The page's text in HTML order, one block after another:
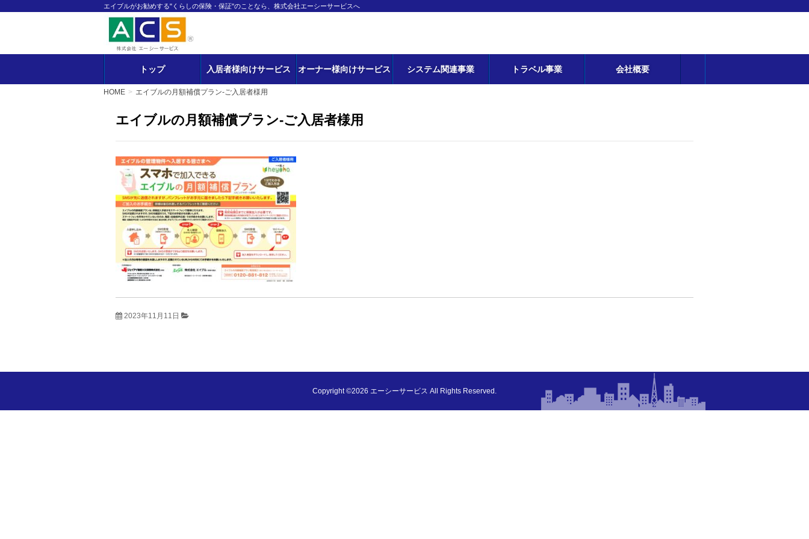
エイブルがお勧めする"くらしの保険・保証"のことなら、株式会社エーシーサービスへ
トップ 入居者様向けサービス オーナー様向けサービス システム関連事業 トラベル事業 会社概要
HOME エイブルの月額補償プラン-ご入居者様用
エイブルの月額補償プラン-ご入居者様用
2023年11月11日
Copyright ©2026 エーシーサービス All Rights Reserved.